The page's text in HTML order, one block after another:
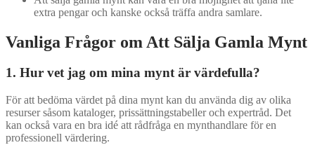
extra pengar och kanske också träffa andra samlare.
Vanliga Frågor om Att Sälja Gamla Mynt
1. Hur vet jag om mina mynt är värdefulla?
För att bedöma värdet på dina mynt kan du använda dig av olika
resurser såsom kataloger, prissättningstabeller och expertråd. Det
kan också vara en bra idé att rådfråga en mynthandlare för en
professionell värdering.